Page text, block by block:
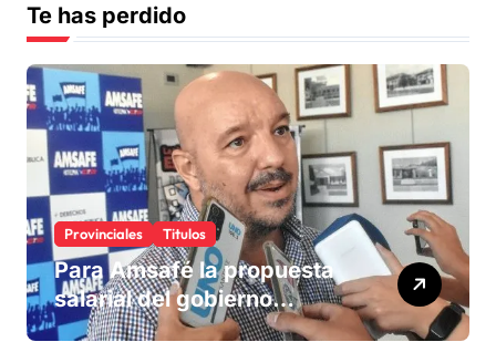
Te has perdido
Provinciales Titulos
Para Amsafé la propuesta
salarial del gobierno
«queda corta» y el viernes